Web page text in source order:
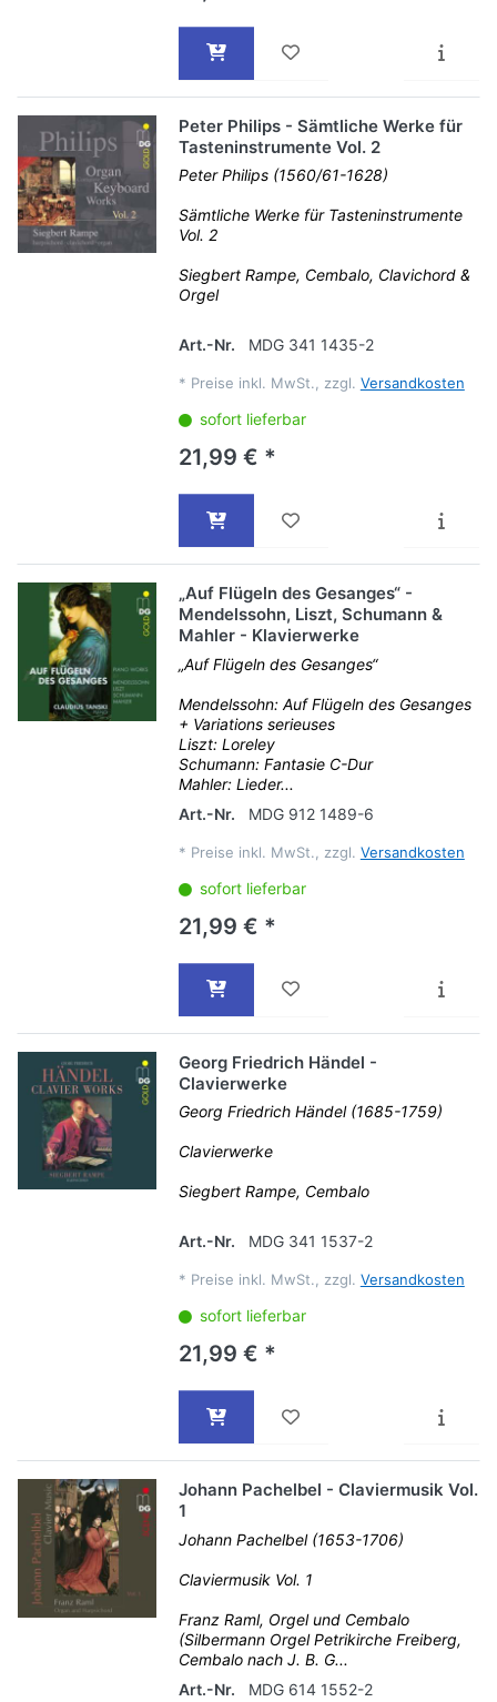
Peter Philips - Sämtliche Werke für
Tasteninstrumente Vol. 2
Peter Philips (1560/61-1628)
Sämtliche Werke für Tasteninstrumente
Vol. 2
Siegbert Rampe, Cembalo, Clavichord &
Orgel
Art.-Nr. MDG 341 1435-2
* Preise inkl. MwSt., zzgl. Versandkosten
sofort lieferbar
21,99 € *
„Auf Flügeln des Gesanges“ -
Mendelssohn, Liszt, Schumann &
Mahler - Klavierwerke
„Auf Flügeln des Gesanges“
Mendelssohn: Auf Flügeln des Gesanges
+ Variations serieuses
Liszt: Loreley
Schumann: Fantasie C-Dur
Mahler: Lieder...
Art.-Nr.
MDG 912 1489-6
* Preise inkl. MwSt., zzgl. Versandkosten
sofort lieferbar
21,99 € *
Georg Friedrich Händel -
Clavierwerke
Georg Friedrich Händel (1685-1759)
Clavierwerke
Siegbert Rampe, Cembalo
Art.-Nr. MDG 341 1537-2
* Preise inkl. MwSt., zzgl. Versandkosten
sofort lieferbar
21,99 € *
Johann Pachelbel - Claviermusik Vol.
1
Johann Pachelbel (1653-1706)
Claviermusik Vol. 1
Franz Raml, Orgel und Cembalo
(Silbermann Orgel Petrikirche Freiberg,
Cembalo nach J. B. G...
Art.-Nr.
MDG 614 1552-2